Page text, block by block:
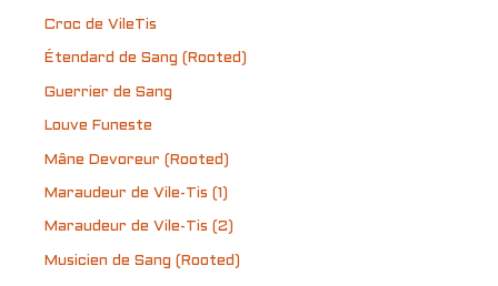
Croc de VileTis
Étendard de Sang (Rooted)
Guerrier de Sang
Louve Funeste
Mâne Devoreur (Rooted)
Maraudeur de Vile-Tis (1)
Maraudeur de Vile-Tis (2)
Musicien de Sang (Rooted)